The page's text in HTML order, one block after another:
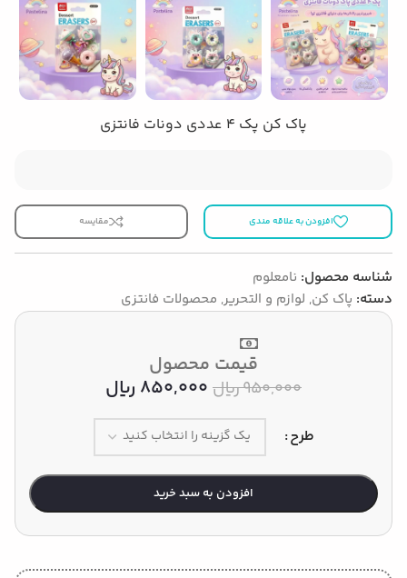
پاک کن پک 4 عددی دونات فانتزی
افزودن به علاقه مندی مقایسه
شناسه محصول: نامعلوم
دسته: پاک کن, لوازم و التحریر, محصولات فانتزی
قیمت محصول
950,000﷼ 850,000 ﷼
طرح
افزودن به سبد خرید